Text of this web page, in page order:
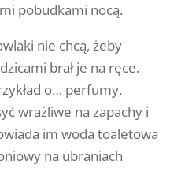
pobudkami nocą.
nie chcą, żeby
brał je na ręce.
o… perfumy.
wrażliwe na zapachy i
im woda toaletowa
na ubraniach